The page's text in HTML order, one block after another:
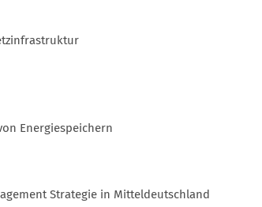
Energiespeichern
Strategie in Mitteldeutschland